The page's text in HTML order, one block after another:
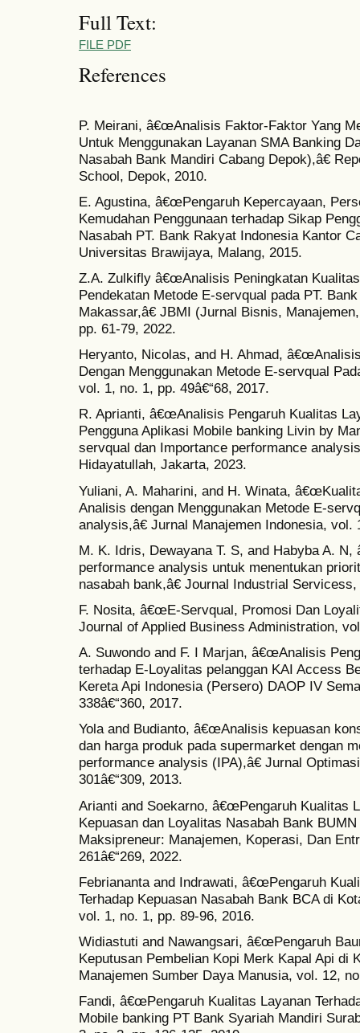
Full Text:
FILE PDF
References
P. Meirani, â€œAnalisis Faktor-Faktor Yang
Untuk Menggunakan Layanan SMA Banking
Nasabah Bank Mandiri Cabang Depok),â€
School, Depok, 2010.
E. Agustina, â€œPengaruh Kepercayaan,
Kemudahan Penggunaan terhadap Sikap
Nasabah PT. Bank Rakyat Indonesia Kantor
Universitas Brawijaya, Malang, 2015.
Z.A. Zulkifly â€œAnalisis Peningkatan
Pendekatan Metode E-servqual pada PT.
Makassar,â€ JBMI (Jurnal Bisnis,
pp. 61-79, 2022.
Heryanto, Nicolas, and H. Ahmad,
Dengan Menggunakan Metode E-servqual
vol. 1, no. 1, pp. 49â€“68, 2017.
R. Aprianti, â€œAnalisis Pengaruh Kualitas
Pengguna Aplikasi Mobile banking Livin by
servqual dan Importance performance
Hidayatullah, Jakarta, 2023.
Yuliani, A. Maharini, and H. Winata,
Analisis dengan Menggunakan Metode E-
analysis,â€ Jurnal Manajemen Indonesia, vol.
M. K. Idris, Dewayana T. S, and Habyba A.
performance analysis untuk menentukan
nasabah bank,â€ Journal Industrial
F. Nosita, â€œE-Servqual, Promosi Dan
Journal of Applied Business Administration,
A. Suwondo and F. I Marjan, â€œAnalisis
terhadap E-Loyalitas pelanggan KAI Access
Kereta Api Indonesia (Persero) DAOP IV
338â€“360, 2017.
Yola and Budianto, â€œAnalisis kepuasan
dan harga produk pada supermarket dengan
performance analysis (IPA),â€ Jurnal
301â€“309, 2013.
Arianti and Soekarno, â€œPengaruh Kualitas
Kepuasan dan Loyalitas Nasabah Bank
Maksipreneur: Manajemen, Koperasi, Dan
261â€“269, 2022.
Febriananta and Indrawati, â€œPengaruh
Terhadap Kepuasan Nasabah Bank BCA di
vol. 1, no. 1, pp. 89-96, 2016.
Widiastuti and Nawangsari, â€œPengaruh
Keputusan Pembelian Kopi Merk Kapal Api di
Manajemen Sumber Daya Manusia, vol. 12,
Fandi, â€œPengaruh Kualitas Layanan
Mobile banking PT Bank Syariah Mandiri